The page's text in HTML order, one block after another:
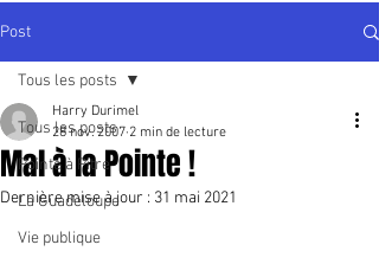
Post
Tous les posts
Pointe à Pitre
La Guadeloupe
Vie publique
Tous les posts
Mal à la Pointe !
Harry Durimel
28 nov. 2007 2 min de lecture
Dernière mise à jour : 31 mai 2021